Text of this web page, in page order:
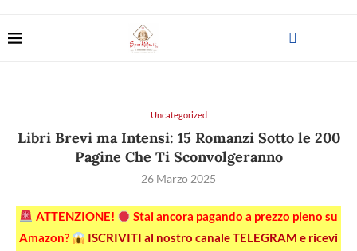
Uncategorized
Libri Brevi ma Intensi: 15 Romanzi Sotto le 200
Pagine Che Ti Sconvolgeranno
26 Marzo 2025
ATTENZIONE!
Stai ancora pagando a prezzo pieno su
Amazon?
ISCRIVITI al nostro canale TELEGRAM e ricevi